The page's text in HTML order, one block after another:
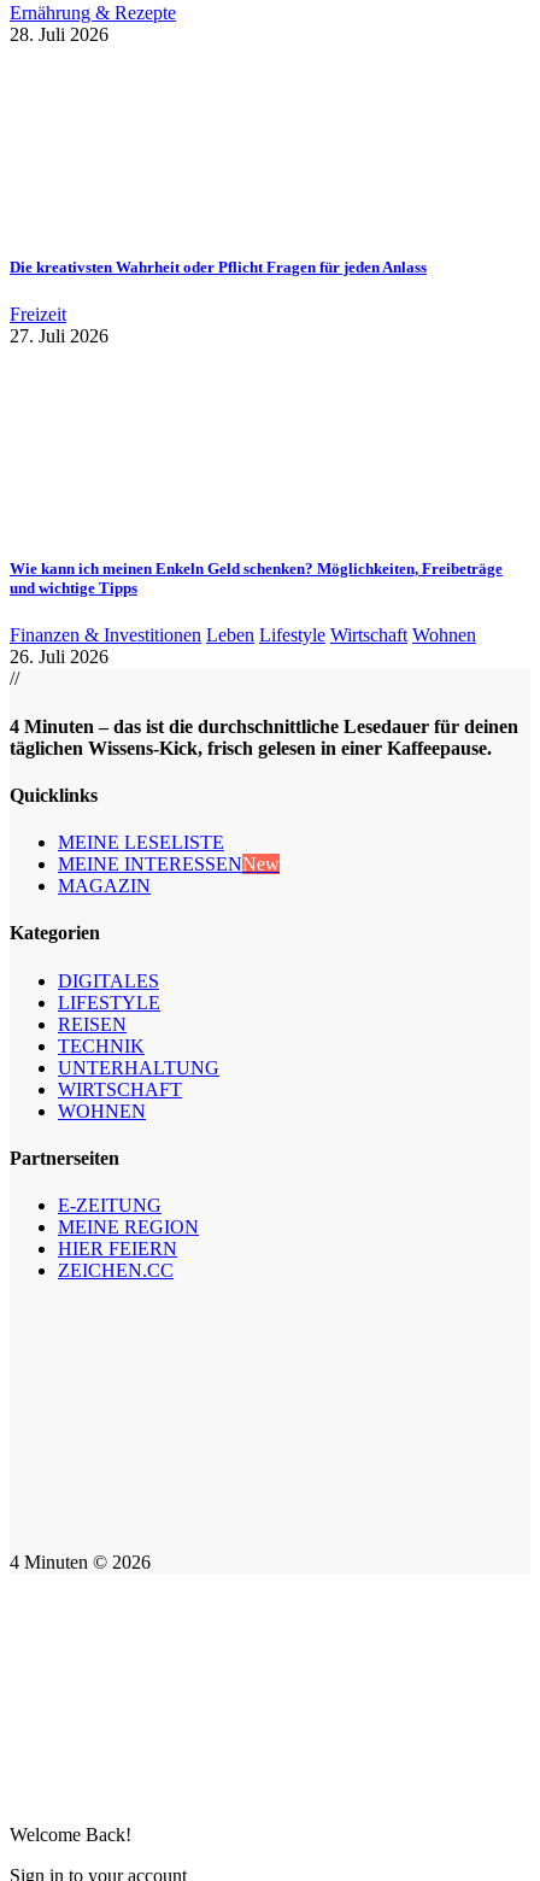
Ernährung & Rezepte
28. Juli 2026
Die kreativsten Wahrheit oder Pflicht Fragen für jeden Anlass
Freizeit
27. Juli 2026
Wie kann ich meinen Enkeln Geld schenken? Möglichkeiten, Freibeträge
und wichtige Tipps
Finanzen & Investitionen Leben Lifestyle Wirtschaft Wohnen
26. Juli 2026
//
4 Minuten – das ist die durchschnittliche Lesedauer für deinen
täglichen Wissens-Kick, frisch gelesen in einer Kaffeepause.
Quicklinks
MEINE LESELISTE
MEINE INTERESSENNew
MAGAZIN
Kategorien
DIGITALES
LIFESTYLE
REISEN
TECHNIK
UNTERHALTUNG
WIRTSCHAFT
WOHNEN
Partnerseiten
E-ZEITUNG
MEINE REGION
HIER FEIERN
ZEICHEN.CC
4 Minuten © 2026
Welcome Back!
Sign in to your account